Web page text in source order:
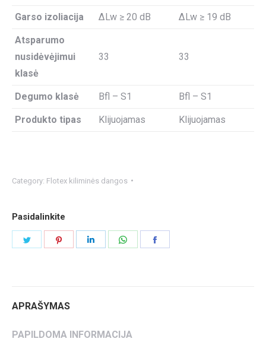
Garso izoliacija ΔLw ≥ 20 dB ΔLw ≥ 19 dB
Atsparumo
nusidėvėjimui
klasė
33 33
Degumo klasė Bfl – S1 Bfl – S1
Produkto tipas Klijuojamas Klijuojamas
Category: Flotex kiliminės dangos
Pasidalinkite
APRAŠYMAS
PAPILDOMA INFORMACIJA